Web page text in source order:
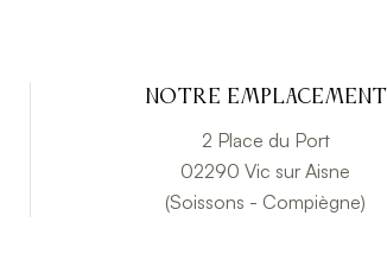
Notre emplacement
2 Place du Port
02290 Vic sur Aisne
(Soissons - Compiègne)